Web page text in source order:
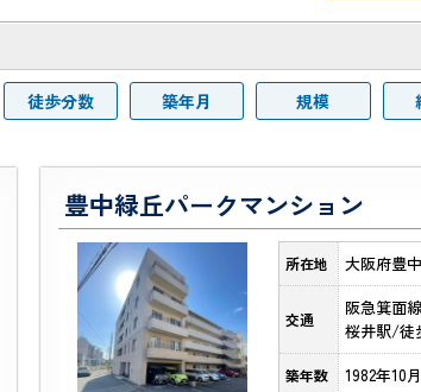
徒歩分数 築年月 規模
豊中緑丘パークマンション
所在地 大阪府豊
交通
阪急箕面線
桜井駅/徒
築年数 1982年10月